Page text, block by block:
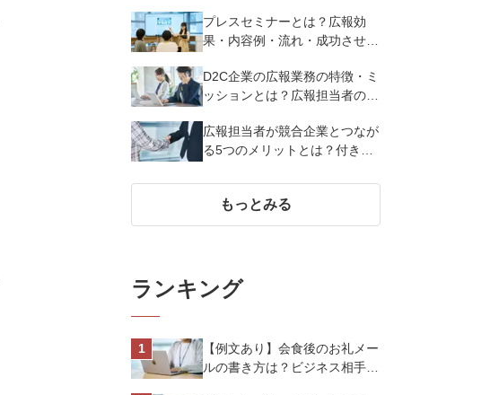
クを解説
プレスセミナーとは？広報効
果・内容例・流れ・成功させる
D2C企業の広報業務の特徴・ミ
ッションとは？広報担当者の役
広報担当者が競合企業とつなが
る5つのメリットとは？付き合
策例を紹介
もっとみる
ランキング
【例文あり】会食後のお礼メー
ルの書き方は？ビジネス相手に